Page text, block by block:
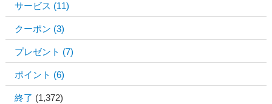
サービス (11)
クーポン (3)
プレゼント (7)
ポイント (6)
終了 (1,372)